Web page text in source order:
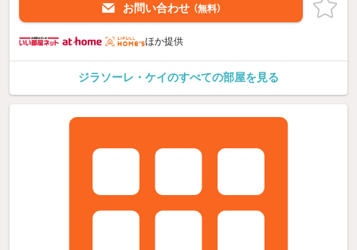
お問い合わせ （無料）
ほか提供
ジラソーレ・ケイのすべての部屋を見る